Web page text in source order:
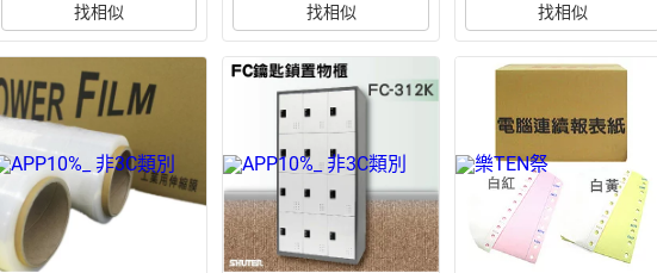
找相似 找相似 找相似